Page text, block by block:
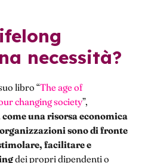
necessità?
libro “The age of
changing society”,
come una risorsa economica
organizzazioni sono di fronte
facilitare e
dei propri dipendenti o